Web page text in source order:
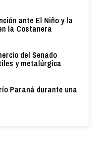
ante El Niño y la
la Costanera
del Senado
y metalúrgica
Paraná durante una